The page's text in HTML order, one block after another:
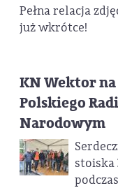
Pełna relacja
już wkrótce!
KN Wektor
Polskiego
Narodowym
stoiska
podczas